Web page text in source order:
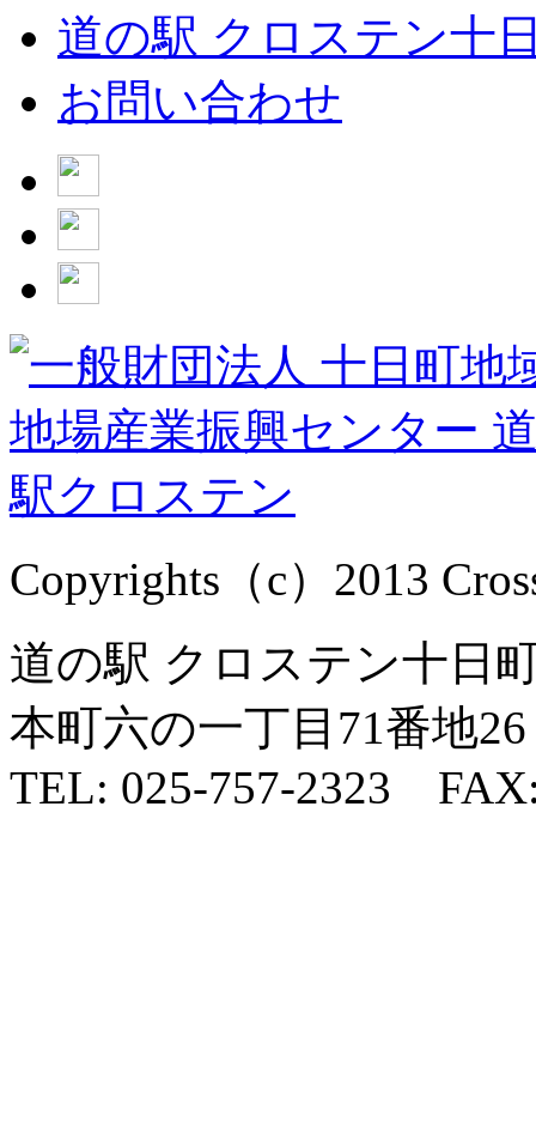
道の駅 クロステン十
お問い合わせ
Copyrights（c）2013
道の駅 クロステン十日
本町六の一丁目71番地26
TEL: 025-757-2323